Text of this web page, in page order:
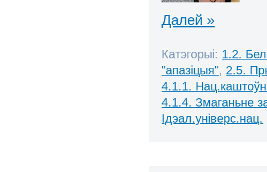
Далей »
Катэгорыі: 1.2.
"апазіцыя", 2.5.
4.1.1.
4.1.4. Змаганьне
Ідэал.універс.нац.